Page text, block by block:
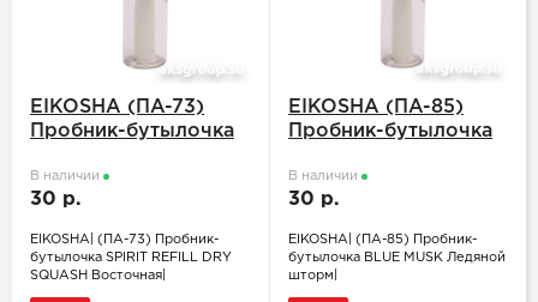
EIKOSHA (ПA-73)
Пробник-бутылочка
SQUASH Восточная
В наличии
30 р.
EIKOSHA| (ПA-73) Пробник-
бутылочка SPIRIT REFILL DRY
SQUASH Восточная|
EIKOSHA (ПA-85)
Пробник-бутылочка
шторм
В наличии
30 р.
EIKOSHA| (ПA-85) Пробник-
бутылочка BLUE MUSK Ледяной
шторм|